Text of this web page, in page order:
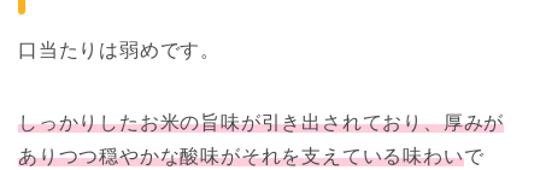
口当たりは弱めです。
しっかりしたお米の旨味が引き出されており、厚みが
ありつつ穏やかな酸味がそれを支えている味わいで